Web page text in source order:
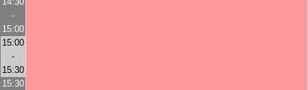
-
15:00
15:00
-
15:30
15:30